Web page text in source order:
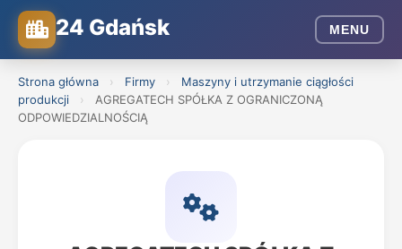
24 Gdańsk MENU
Strona główna › Firmy ›
Maszyny i utrzymanie ciągłości
produkcji
›
AGREGATECH SPÓŁKA Z OGRANICZONĄ
ODPOWIEDZIALNOŚCIĄ